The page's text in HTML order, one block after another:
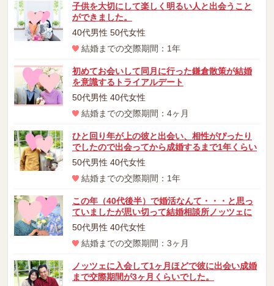
子供を大切にして楽しく明るい人と出会うこと
ができました。
40代男性 50代女性
結婚までの交際期間：1年
初めてお会いして同月に行った鎌倉散策が結婚
を意識するトライアルデート
50代男性 40代女性
結婚までの交際期間：4ヶ月
ひと回り年が上の彼と出会い、相性がぴったり
でしたので出会ってから成婚するまで1年くらい
50代男性 40代女性
結婚までの交際期間：1年
この年（40代後半）で婚活なんて・・・と思っ
ていましたが思い切って結婚相談所ノッツェに
50代男性 40代女性
結婚までの交際期間：3ヶ月
ノッツェに入会して1ヶ月ほどで彼に出会い成婚
まで交際期間が3ヶ月くらいでした。